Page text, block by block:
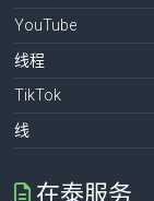
YouTube
线程
TikTok
线
在泰服务